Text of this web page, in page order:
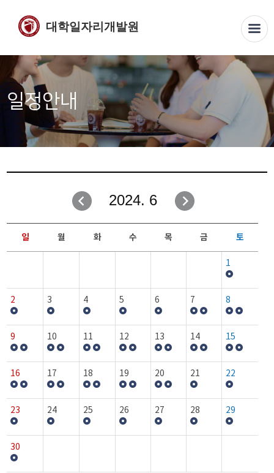
대학일자리개발원
일정안내
2024. 6
일 월 화 수 목 금 토
1
2 3 4 5 6 7 8
9 10 11 12 13 14 15
16 17 18 19 20 21 22
23 24 25 26 27 28 29
30